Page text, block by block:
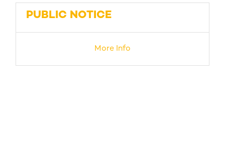
PUBLIC NOTICE
More Info